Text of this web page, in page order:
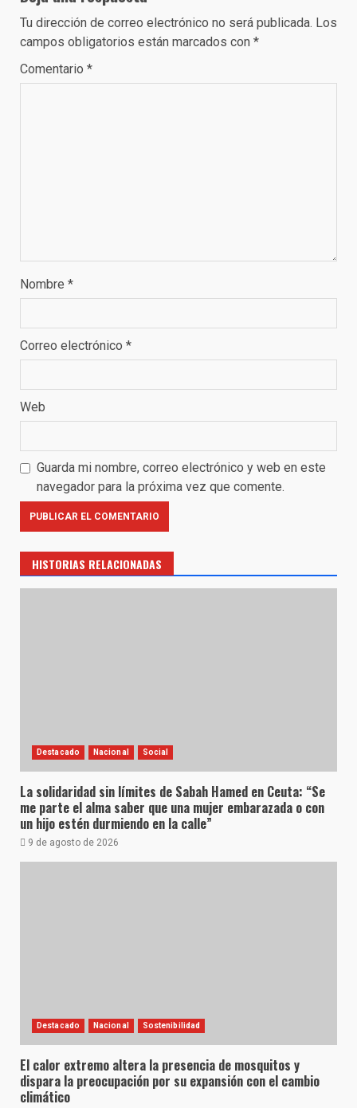
Tu dirección de correo electrónico no será publicada. Los
campos obligatorios están marcados con *
Comentario *
Nombre *
Correo electrónico *
Web
Guarda mi nombre, correo electrónico y web en este
navegador para la próxima vez que comente.
HISTORIAS RELACIONADAS
Destacado Nacional Social
La solidaridad sin límites de Sabah Hamed en Ceuta: “Se
me parte el alma saber que una mujer embarazada o con
un hijo estén durmiendo en la calle”
9 de agosto de 2026
Destacado Nacional Sostenibilidad
El calor extremo altera la presencia de mosquitos y
dispara la preocupación por su expansión con el cambio
climático